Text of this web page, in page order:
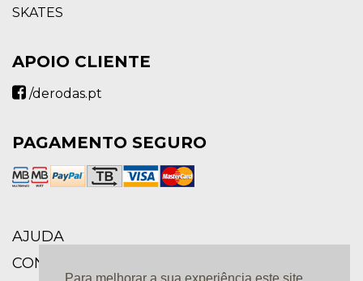
Para melhorar a sua experiência este site
SKATES
APOIO CLIENTE
/derodas.pt
PAGAMENTO SEGURO
AJUDA
CONDIÇÕES GERAIS